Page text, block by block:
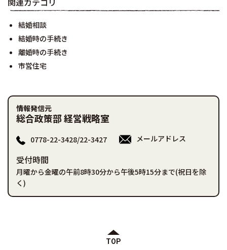
結婚相談
結婚時の手続き
離婚時の手続き
市営住宅
情報発信元
総合政策部 経営戦略室
0778-22-3428/22-3427 メールアドレス
受付時間
月曜から金曜の午前8時30分から午後5時15分まで(祝日を除
く)
TOP